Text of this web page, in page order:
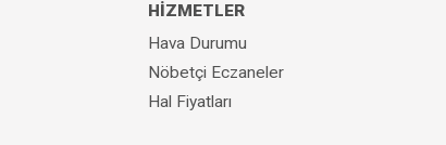
HİZMETLER
Hava Durumu
Nöbetçi Eczaneler
Hal Fiyatları